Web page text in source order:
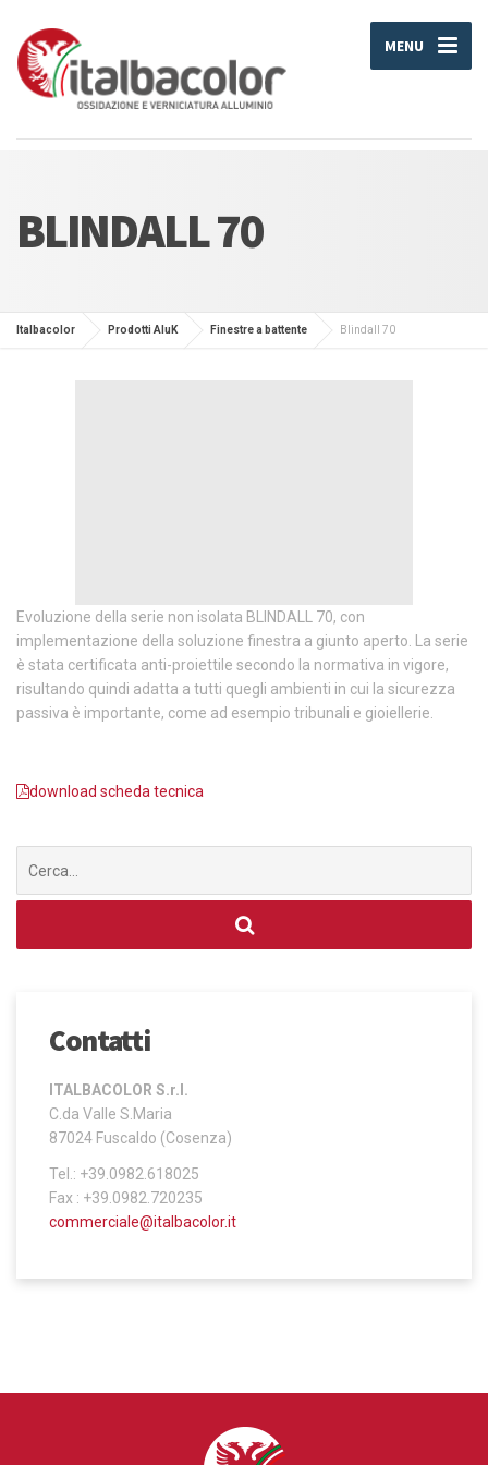
MENU
BLINDALL 70
Italbacolor Prodotti AluK Finestre a battente Blindall 70
Evoluzione della serie non isolata BLINDALL 70, con
implementazione della soluzione finestra a giunto aperto. La serie
è stata certificata anti-proiettile secondo la normativa in vigore,
risultando quindi adatta a tutti quegli ambienti in cui la sicurezza
passiva è importante, come ad esempio tribunali e gioiellerie.
download scheda tecnica
per:
Contatti
ITALBACOLOR S.r.l.
C.da Valle S.Maria
87024 Fuscaldo (Cosenza)
Tel.: +39.0982.618025
Fax : +39.0982.720235
commerciale@italbacolor.it